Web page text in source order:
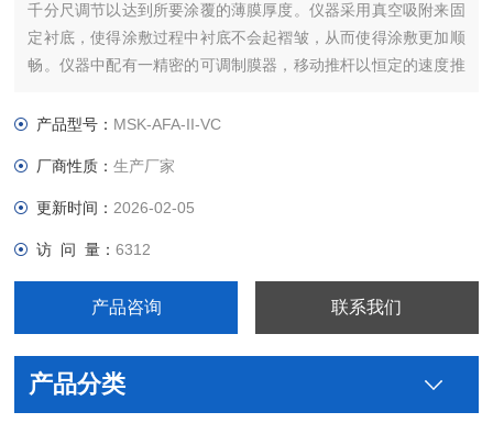
千分尺调节以达到所要涂覆的薄膜厚度。仪器采用真空吸附来固
定衬底，使得涂敷过程中衬底不会起褶皱，从而使得涂敷更加顺
畅。仪器中配有一精密的可调制膜器，移动推杆以恒定的速度推
特别适合于制作电池基片，可保证基片每处的正/负极材料密度均
产品型号： MSK-AFA-II-VC
厂商性质：生产厂家
更新时间： 2026-02-05
访 问 量：6312
产品咨询 联系我们
产品分类